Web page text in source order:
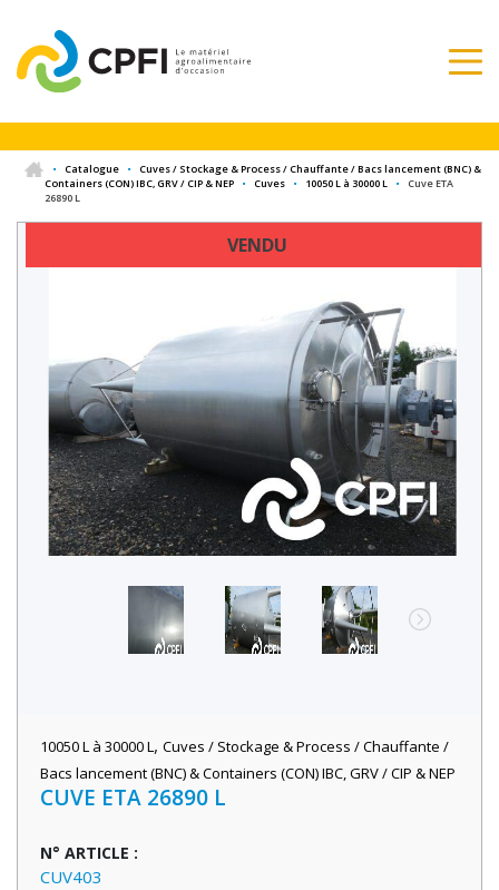
• Catalogue •
Cuves / Stockage & Process / Chauffante / Bacs lancement (BNC) &
Containers (CON) IBC, GRV / CIP & NEP
• Cuves • 10050 L à 30000 L •
Cuve ETA
26890 L
VENDU
10050 L à 30000 L, Cuves / Stockage & Process / Chauffante /
Bacs lancement (BNC) & Containers (CON) IBC, GRV / CIP & NEP
CUVE ETA 26890 L
N° ARTICLE :
CUV403